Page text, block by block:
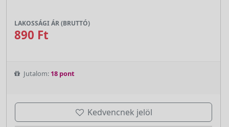
LAKOSSÁGI ÁR (BRUTTÓ)
890 Ft
Jutalom: 18 pont
Kedvencnek jelöl